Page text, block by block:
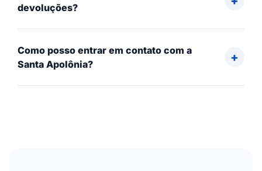
devoluções?
Como posso entrar em contato com a
Santa Apolônia?